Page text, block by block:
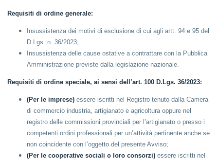
Requisiti di ordine generale:
Insussistenza dei motivi di esclusione di cui agli artt. 94 e 95 del
D.Lgs. n. 36/2023;
Insussistenza delle cause ostative a contrattare con la Pubblica
Amministrazione previste dalla legislazione nazionale.
Requisiti di ordine speciale, ai sensi dell’art. 100 D.Lgs. 36/2023:
(Per le imprese) essere iscritti nel Registro tenuto dalla Camera
di commercio industria, artigianato e agricoltura oppure nel
registro delle commissioni provinciali per l’artigianato o presso i
competenti ordini professionali per un’attività pertinente anche se
non coincidente con l’oggetto del presente Avviso;
(Per le cooperative sociali o loro consorzi) essere iscritti nel